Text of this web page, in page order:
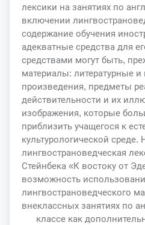
лексики на занятиях по
включении
содержание обучения
адекватные средства для
средствами могут быть,
материалы: литературные
произведения, предметы
действительности и их
изображения, которые
приблизить учащегося к
культурологической
лингвострановедческая
Стейнбека «К востоку от
возможность
лингвострановедческого
внеклассных занятиях по
классе как